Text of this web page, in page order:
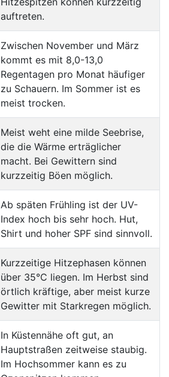
auftreten.
Zwischen November und März
kommt es mit 8,0-13,0
Regentagen pro Monat häufiger
zu Schauern. Im Sommer ist es
meist trocken.
Meist weht eine milde Seebrise,
die die Wärme erträglicher
macht. Bei Gewittern sind
kurzzeitig Böen möglich.
Ab späten Frühling ist der UV-
Index hoch bis sehr hoch. Hut,
Shirt und hoher SPF sind sinnvoll.
Kurzzeitige Hitzephasen können
über 35°C liegen. Im Herbst sind
örtlich kräftige, aber meist kurze
Gewitter mit Starkregen möglich.
In Küstennähe oft gut, an
Hauptstraßen zeitweise staubig.
Im Hochsommer kann es zu